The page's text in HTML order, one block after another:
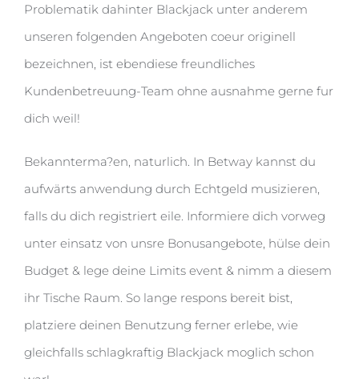
Problematik dahinter Blackjack unter anderem
unseren folgenden Angeboten coeur originell
bezeichnen, ist ebendiese freundliches
Kundenbetreuung-Team ohne ausnahme gerne fur
dich weil!
Bekannterma?en, naturlich. In Betway kannst du
aufwärts anwendung durch Echtgeld musizieren,
falls du dich registriert eile. Informiere dich vorweg
unter einsatz von unsre Bonusangebote, hülse dein
Budget & lege deine Limits event & nimm a diesem
ihr Tische Raum. So lange respons bereit bist,
platziere deinen Benutzung ferner erlebe, wie
gleichfalls schlagkraftig Blackjack moglich schon